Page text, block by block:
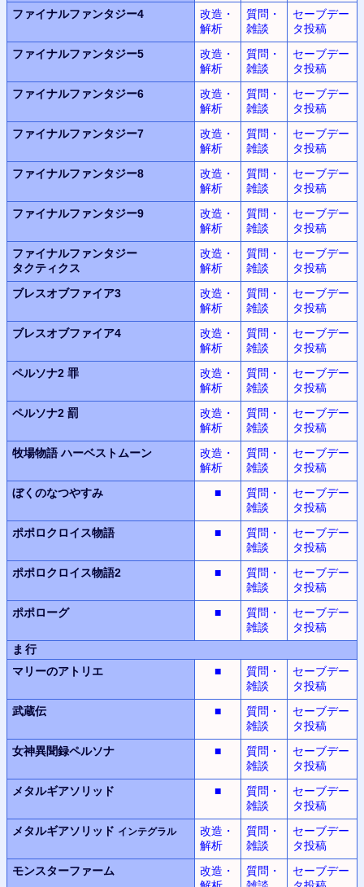
ファイナルファンタジー4
改造・
解析
質問・
雑談
セーブデー
タ投稿
ファイナルファンタジー5
改造・
解析
質問・
雑談
セーブデー
タ投稿
ファイナルファンタジー6
改造・
解析
質問・
雑談
セーブデー
タ投稿
ファイナルファンタジー7
改造・
解析
質問・
雑談
セーブデー
タ投稿
ファイナルファンタジー8
改造・
解析
質問・
雑談
セーブデー
タ投稿
ファイナルファンタジー9
改造・
解析
質問・
雑談
セーブデー
タ投稿
ファイナルファンタジー
タクティクス
改造・
解析
質問・
雑談
セーブデー
タ投稿
ブレスオブファイア3
改造・
解析
質問・
雑談
セーブデー
タ投稿
ブレスオブファイア4
改造・
解析
質問・
雑談
セーブデー
タ投稿
ペルソナ2 罪
改造・
解析
質問・
雑談
セーブデー
タ投稿
ペルソナ2 罰
改造・
解析
質問・
雑談
セーブデー
タ投稿
牧場物語ハーベストムーン
改造・
解析
質問・
雑談
セーブデー
タ投稿
ぼくのなつやすみ
■
質問・
雑談
セーブデー
タ投稿
ポポロクロイス物語
■
質問・
雑談
セーブデー
タ投稿
ポポロクロイス物語2
■
質問・
雑談
セーブデー
タ投稿
ポポローグ
■
質問・
雑談
セーブデー
タ投稿
ま行
マリーのアトリエ
■
質問・
雑談
セーブデー
タ投稿
武蔵伝
■
質問・
雑談
セーブデー
タ投稿
女神異聞録ペルソナ ■
質問・
雑談
セーブデー
タ投稿
メタルギアソリッド
■
質問・
雑談
セーブデー
タ投稿
メタルギアソリッド インテグラル
改造・
解析
質問・
雑談
セーブデー
タ投稿
モンスターファーム
改造・
質問・
セーブデー